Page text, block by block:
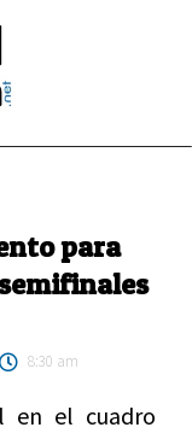
para
8:30 am
en el cuadro